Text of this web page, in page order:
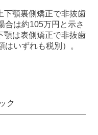
下顎裏側矯正で非抜歯
合は約105万円と示さ
顎は表側矯正で非抜歯
いずれも税別）。
ク